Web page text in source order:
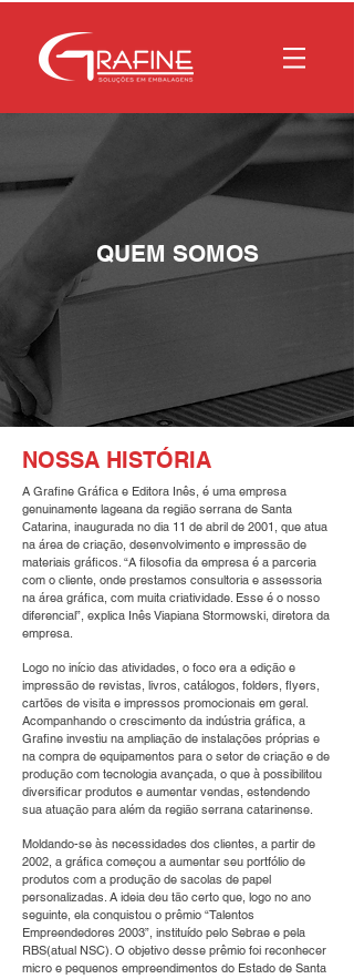
QUEM SOMOS
NOSSA HISTÓRIA
A Grafine Gráfica e Editora Inês, é uma empresa
genuinamente lageana da região serrana de Santa
Catarina, inaugurada no dia 11 de abril de 2001, que atua
na área de criação, desenvolvimento e impressão de
materiais gráficos. “A filosofia da empresa é a parceria
com o cliente, onde prestamos consultoria e assessoria
na área gráfica, com muita criatividade. Esse é o nosso
diferencial”, explica Inês Viapiana Stormowski, diretora da
empresa.
Logo no início das atividades, o foco era a edição e
impressão de revistas, livros, catálogos, folders, flyers,
cartões de visita e impressos promocionais em geral.
Acompanhando o crescimento da indústria gráfica, a
Grafine investiu na ampliação de instalações próprias e
na compra de equipamentos para o setor de criação e de
produção com tecnologia avançada, o que à possibilitou
diversificar produtos e aumentar vendas, estendendo
sua atuação para além da região serrana catarinense.
Moldando-se às necessidades dos clientes, a partir de
2002, a gráfica começou a aumentar seu portfólio de
produtos com a produção de sacolas de papel
personalizadas. A ideia deu tão certo que, logo no ano
seguinte, ela conquistou o prêmio “Talentos
Empreendedores 2003”, instituído pelo Sebrae e pela
RBS(atual NSC). O objetivo desse prêmio foi reconhecer
micro e pequenos empreendimentos do Estado de Santa